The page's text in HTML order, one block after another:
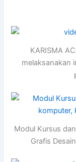
KARISMA
melaksanakan
Modul Kursus
Grafis